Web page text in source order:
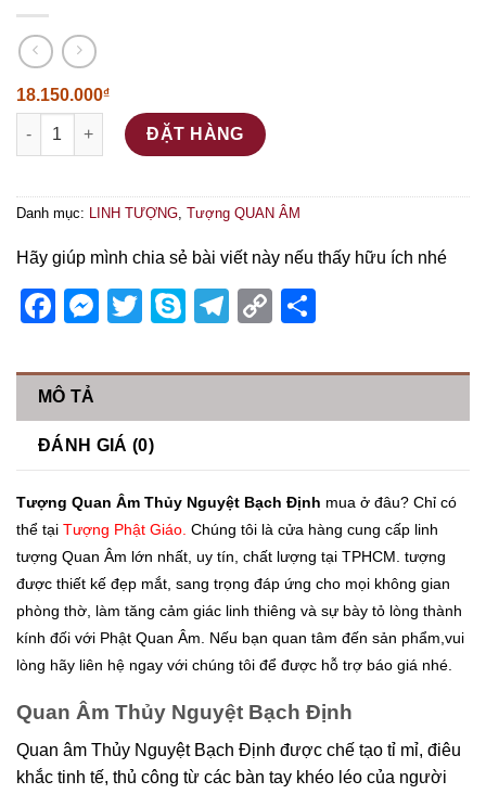
18.150.000₫
Tượng Quan Âm Thủy Nguyệt Bạch Định số lượng
ĐẶT HÀNG
Danh mục: LINH TƯỢNG Tượng QUAN ÂM
Hãy giúp mình chia sẻ bài viết này nếu thấy hữu ích nhé
Facebook
Messenger
Twitter
SkypeTelegram
Copy
MÔ TẢ
ĐÁNH GIÁ (0)
Tượng Quan Âm Thủy Nguyệt Bạch Định mua ở đâu? Chỉ có
thể tại Tượng Phật Giáo. Chúng tôi là cửa hàng cung cấp linh
tượng Quan Âm lớn nhất, uy tín, chất lượng tại TPHCM. tượng
được thiết kế đẹp mắt, sang trọng đáp ứng cho mọi không gian
phòng thờ, làm tăng cảm giác linh thiêng và sự bày tỏ lòng thành
kính đối với Phật Quan Âm. Nếu bạn quan tâm đến sản phẩm,vui
lòng hãy liên hệ ngay với chúng tôi để được hỗ trợ báo giá nhé.
Quan Âm Thủy Nguyệt Bạch Định
Quan âm Thủy Nguyệt Bạch Định được chế tạo tỉ mỉ, điêu
khắc tinh tế, thủ công từ các bàn tay khéo léo của người